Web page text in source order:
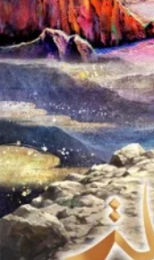
2020
2019
2018
2017